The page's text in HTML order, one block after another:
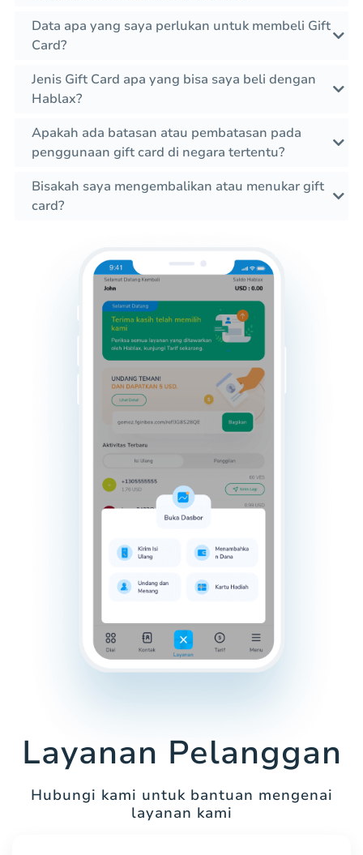
Data apa yang saya perlukan untuk membeli Gift
Card?
Jenis Gift Card apa yang bisa saya beli dengan
Hablax?
Apakah ada batasan atau pembatasan pada
penggunaan gift card di negara tertentu?
Bisakah saya mengembalikan atau menukar gift
card?
Layanan Pelanggan
Hubungi kami untuk bantuan mengenai
layanan kami